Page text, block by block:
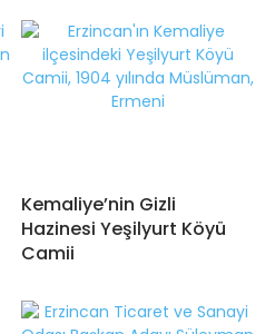
Kemaliye’nin Gizli
Hazinesi Yeşilyurt Köyü
Camii